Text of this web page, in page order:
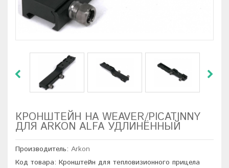
КРОНШТЕЙН НА WEAVER/PICATINNY
ДЛЯ ARKON ALFA УДЛИНЁННЫЙ
Производитель: Arkon
Код товара: Кронштейн для тепловизионного прицела